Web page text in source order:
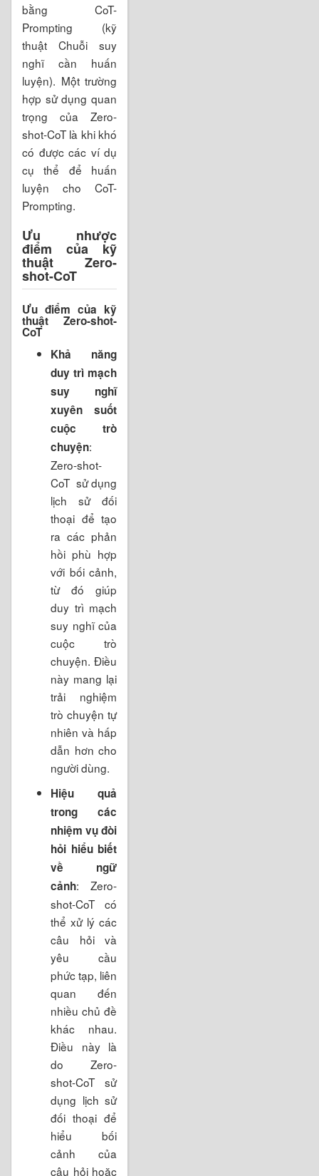
bằng CoT-
Prompting (kỹ
thuật Chuỗi suy
nghĩ cần huấn
luyện). Một trường
hợp sử dụng quan
trọng của Zero-
shot-CoT là khi khó
có được các ví dụ
cụ thể để huấn
luyện cho CoT-
Prompting.
Ưu nhược
điểm của kỹ
thuật Zero-
shot-CoT
Ưu điểm của kỹ
thuật Zero-shot-
CoT
Khả năng
duy trì mạch
suy nghĩ
xuyên suốt
cuộc trò
chuyện:
Zero-shot-
CoT sử dụng
lịch sử đối
thoại để tạo
ra các phản
hồi phù hợp
với bối cảnh,
từ đó giúp
duy trì mạch
suy nghĩ của
cuộc trò
chuyện. Điều
này mang lại
trải nghiệm
trò chuyện tự
nhiên và hấp
dẫn hơn cho
người dùng.
Hiệu quả
trong các
nhiệm vụ đòi
hỏi hiểu biết
về ngữ
cảnh: Zero-
shot-CoT có
thể xử lý các
câu hỏi và
yêu cầu
phức tạp, liên
quan đến
nhiều chủ đề
khác nhau.
Điều này là
do Zero-
shot-CoT sử
dụng lịch sử
đối thoại để
hiểu bối
cảnh của
câu hỏi hoặc